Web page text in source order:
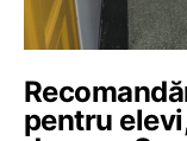
pentru